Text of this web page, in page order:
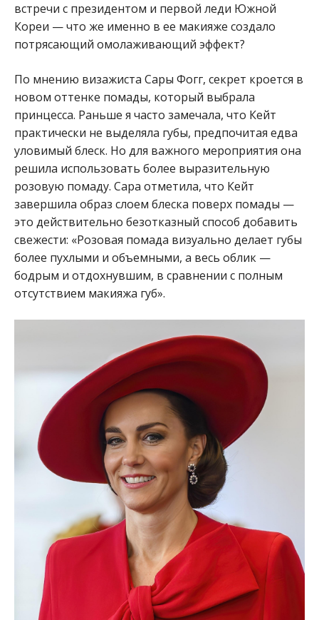
встречи с президентом и первой леди Южной
Кореи — что же именно в ее макияже создало
потрясающий омолаживающий эффект?
По мнению визажиста Сары Фогг, секрет кроется в
новом оттенке помады, который выбрала
принцесса. Раньше я часто замечала, что Кейт
практически не выделяла губы, предпочитая едва
уловимый блеск. Но для важного мероприятия она
решила использовать более выразительную
розовую помаду. Сара отметила, что Кейт
завершила образ слоем блеска поверх помады —
это действительно безотказный способ добавить
свежести: «Розовая помада визуально делает губы
более пухлыми и объемными, а весь облик —
бодрым и отдохнувшим, в сравнении с полным
отсутствием макияжа губ».